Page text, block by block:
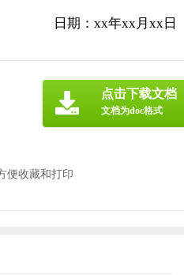
日期：xx年xx月xx日
便收藏和打印
点击下载文档
文档为doc格式